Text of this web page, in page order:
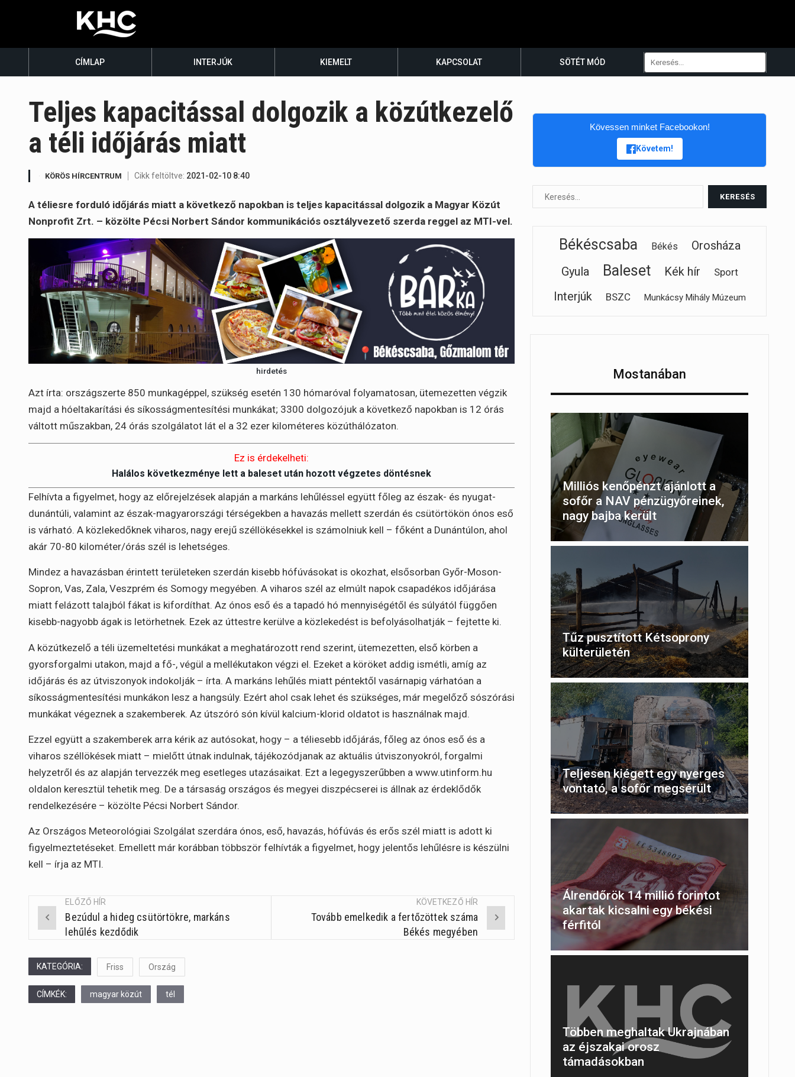
CÍMLAP INTERJÚK KIEMELT KAPCSOLAT SÖTÉT MÓD
Teljes kapacitással dolgozik a közútkezelő
a téli időjárás miatt
KÖRÖS HÍRCENTRUM Cikk feltöltve: 2021-02-10 8:40
A téliesre forduló időjárás miatt a következő napokban is teljes kapacitással dolgozik a Magyar Közút
Nonprofit Zrt. – közölte Pécsi Norbert Sándor kommunikációs osztályvezető szerda reggel az MTI-vel.
hirdetés
Azt írta: országszerte 850 munkagéppel, szükség esetén 130 hómaróval folyamatosan, ütemezetten végzik
majd a hóeltakarítási és síkosságmentesítési munkákat; 3300 dolgozójuk a következő napokban is 12 órás
váltott műszakban, 24 órás szolgálatot lát el a 32 ezer kilométeres közúthálózaton.
Ez is érdekelheti:
Halálos következménye lett a baleset után hozott végzetes döntésnek
Felhívta a figyelmet, hogy az előrejelzések alapján a markáns lehűléssel együtt főleg az észak- és nyugat-
dunántúli, valamint az észak-magyarországi térségekben a havazás mellett szerdán és csütörtökön ónos eső
is várható. A közlekedőknek viharos, nagy erejű széllökésekkel is számolniuk kell – főként a Dunántúlon, ahol
akár 70-80 kilométer/órás szél is lehetséges.
Mindez a havazásban érintett területeken szerdán kisebb hófúvásokat is okozhat, elsősorban Győr-Moson-
Sopron, Vas, Zala, Veszprém és Somogy megyében. A viharos szél az elmúlt napok csapadékos időjárása
miatt felázott talajból fákat is kifordíthat. Az ónos eső és a tapadó hó mennyiségétől és súlyától függően
kisebb-nagyobb ágak is letörhetnek. Ezek az úttestre kerülve a közlekedést is befolyásolhatják – fejtette ki.
A közútkezelő a téli üzemeltetési munkákat a meghatározott rend szerint, ütemezetten, első körben a
gyorsforgalmi utakon, majd a fő-, végül a mellékutakon végzi el. Ezeket a köröket addig ismétli, amíg az
időjárás és az útviszonyok indokolják – írta. A markáns lehűlés miatt péntektől vasárnapig várhatóan a
síkosságmentesítési munkákon lesz a hangsúly. Ezért ahol csak lehet és szükséges, már megelőző sószórási
munkákat végeznek a szakemberek. Az útszóró són kívül kalcium-klorid oldatot is használnak majd.
Ezzel együtt a szakemberek arra kérik az autósokat, hogy – a téliesebb időjárás, főleg az ónos eső és a
viharos széllökések miatt – mielőtt útnak indulnak, tájékozódjanak az aktuális útviszonyokról, forgalmi
helyzetről és az alapján tervezzék meg esetleges utazásaikat. Ezt a legegyszerűbben a www.utinform.hu
oldalon keresztül tehetik meg. De a társaság országos és megyei diszpécserei is állnak az érdeklődők
rendelkezésére – közölte Pécsi Norbert Sándor.
Az Országos Meteorológiai Szolgálat szerdára ónos, eső, havazás, hófúvás és erős szél miatt is adott ki
figyelmeztetéseket. Emellett már korábban többször felhívták a figyelmet, hogy jelentős lehűlésre is készülni
kell – írja az MTI.
Post
navigation
ELŐZŐ HÍR
Bezúdul a hideg csütörtökre, markáns
lehűlés kezdődik
KÖVETKEZŐ HÍR
Tovább emelkedik a fertőzöttek száma
Békés megyében
KATEGÓRIA: Friss Ország
CÍMKÉK: magyar közút tél
Kövessen minket Facebookon!
Követem!
Békéscsaba Békés
Orosháza
Gyula
Baleset Kék hír Sport
Interjúk BSZC Munkácsy Mihály Múzeum
Mostanában
Milliós kenőpénzt ajánlott a
sofőr a NAV pénzügyőreinek,
nagy bajba került
Tűz pusztított Kétsoprony
külterületén
Teljesen kiégett egy nyerges
vontató, a sofőr megsérült
Álrendőrök 14 millió forintot
akartak kicsalni egy békési
férfitól
Többen meghaltak Ukrajnában
az éjszakai orosz
támadásokban